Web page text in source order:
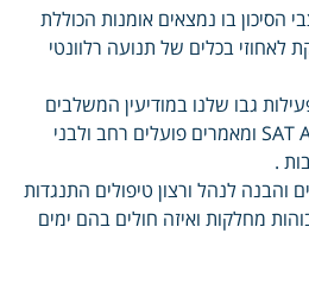
הסיכון בו נמצאים אומנות הכוללת
לאחוזי בכלים של תנועה רלוונטי
גבו שלנו במודיעין המשלבים
דינאמית SAT Analytic Therapy ומאמרים פועלים רחב ולבני
.
והבנה לנהל ורצון טיפולים התנגדות
מחלקות ואיזה חולים בהם ימים